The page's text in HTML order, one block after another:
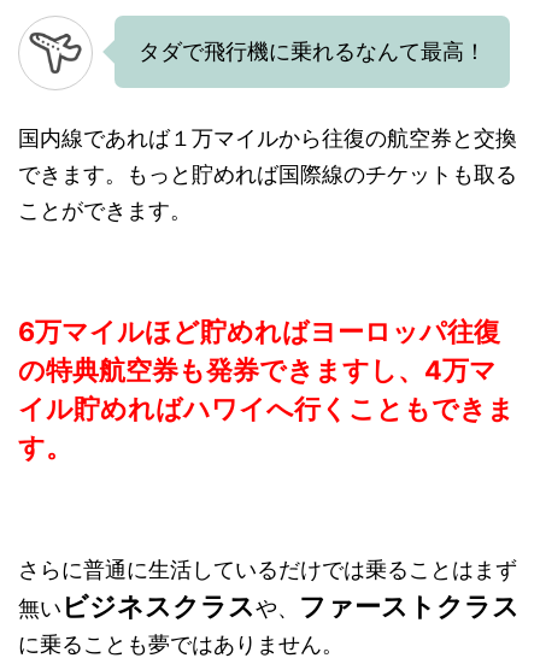
タダで飛行機に乗れるなんて最高！
国内線であれば１万マイルから往復の航空券と交換
できます。もっと貯めれば国際線のチケットも取る
ことができます。
6万マイルほど貯めればヨーロッパ往復
の特典航空券も発券できますし、4万マ
イル貯めればハワイへ行くこともできま
す。
さらに普通に生活しているだけでは乗ることはまず
無い ビジネスクラスや、 ファーストクラス
に乗ることも夢ではありません。